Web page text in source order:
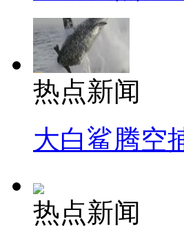
热点新闻
大白鲨腾空
热点新闻